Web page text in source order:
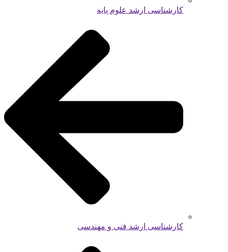
کارشناسی ارشد علوم پایه
کارشناسی ارشد فنی و مهندسی